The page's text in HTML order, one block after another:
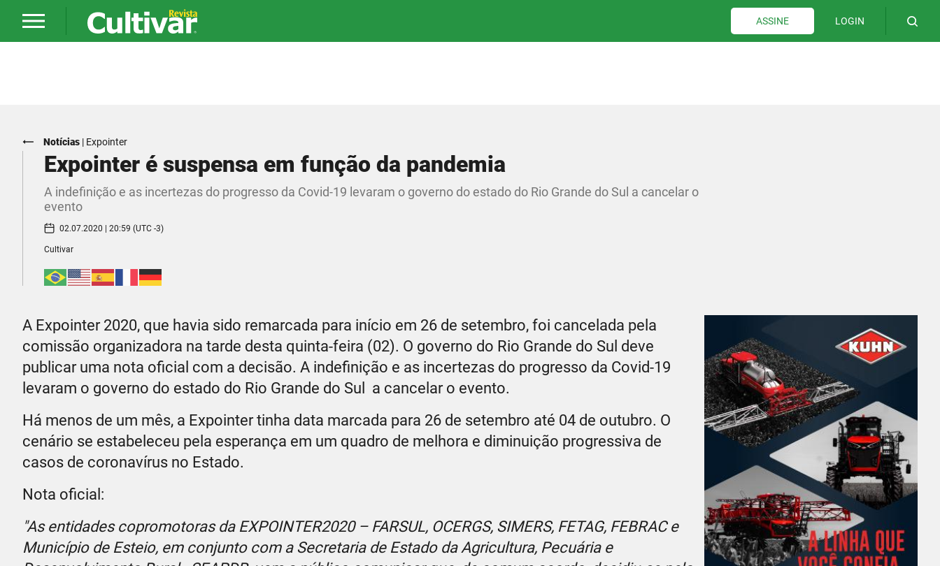
ASSINE LOGIN
Notícias | Expointer
Expointer é suspensa em função da pandemia
A indefinição e as incertezas do progresso da Covid-19 levaram o governo do estado do Rio Grande do Sul a cancelar o
evento
02.07.2020 | 20:59 (UTC -3)
Cultivar
A Expointer 2020, que havia sido remarcada para início em 26 de setembro, foi cancelada pela
comissão organizadora na tarde desta quinta-feira (02). O governo do Rio Grande do Sul deve
publicar uma nota oficial com a decisão. A indefinição e as incertezas do progresso da Covid-19
levaram o governo do estado do Rio Grande do Sul a cancelar o evento.
Há menos de um mês, a Expointer tinha data marcada para 26 de setembro até 04 de outubro. O
cenário se estabeleceu pela esperança em um quadro de melhora e diminuição progressiva de
casos de coronavírus no Estado.
Nota oficial:
"As entidades copromotoras da EXPOINTER2020 – FARSUL, OCERGS, SIMERS, FETAG, FEBRAC e
Município de Esteio, em conjunto com a Secretaria de Estado da Agricultura, Pecuária e